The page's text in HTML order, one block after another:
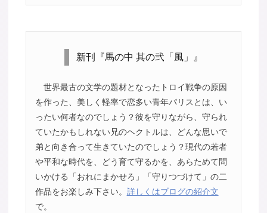
新刊『馬の中 其の弐「風」』
世界最古の文学の題材となったトロイ戦争の原因
を作った、美しく軽率で恋多い青年パリスとは、い
ったい何者なのでしょう？彼を守りながら、守られ
ていたかもしれない兄のヘクトルは、どんな思いで
弟と向き合って生きていたのでしょう？現代の若者
や平和な時代を、どう育て守るかを、あらためて問
いかける「おれにまかせろ」「守りつづけて」の二
作品をお楽しみ下さい。 詳しくはブログの紹介文
で。